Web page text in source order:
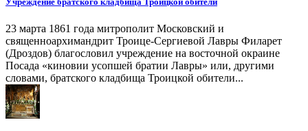
23 марта 1861 года митрополит Московский и
священноархимандрит Троице-Сергиевой Лавры Филарет
(Дроздов) благословил учреждение на восточной окраине
Посада «киновии усопшей братии Лавры» или, другими
словами, братского кладбища Троицкой обители...